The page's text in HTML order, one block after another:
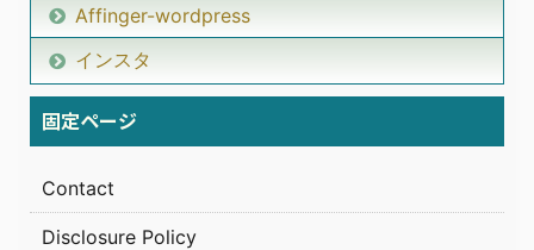
Affinger-wordpress
インスタ
固定ページ
Contact
Disclosure Policy